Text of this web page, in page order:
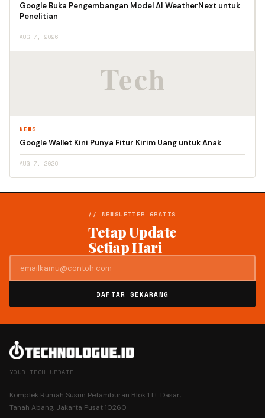
Google Buka Pengembangan Model AI WeatherNext untuk
Penelitian
AUG 7, 2026
NEWS
Google Wallet Kini Punya Fitur Kirim Uang untuk Anak
AUG 7, 2026
// NEWSLETTER GRATIS
Tetap Update
Setiap Hari
DAFTAR SEKARANG
YOUR TECH UPDATE
Komplek Rumah Susun Petamburan Blok 1 Lt. Dasar,
Tanah Abang, Jakarta Pusat 10260